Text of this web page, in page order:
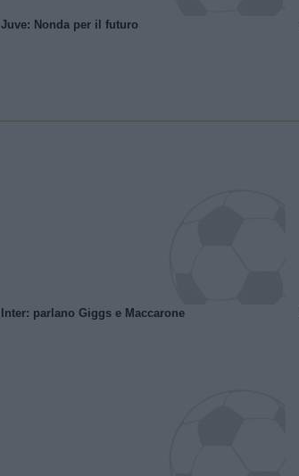
Juve: Nonda per il futuro
Inter: parlano Giggs e Maccarone